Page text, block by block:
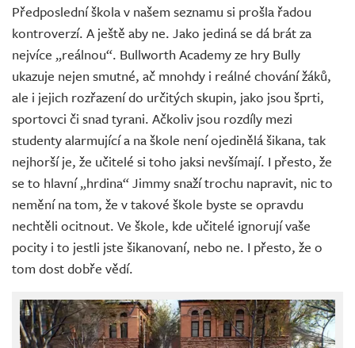
Předposlední škola v našem seznamu si prošla řadou
kontroverzí. A ještě aby ne. Jako jediná se dá brát za
nejvíce „reálnou“. Bullworth Academy ze hry Bully
ukazuje nejen smutné, ač mnohdy i reálné chování žáků,
ale i jejich rozřazení do určitých skupin, jako jsou šprti,
sportovci či snad tyrani. Ačkoliv jsou rozdíly mezi
studenty alarmující a na škole není ojedinělá šikana, tak
nejhorší je, že učitelé si toho jaksi nevšímají. I přesto, že
se to hlavní „hrdina“ Jimmy snaží trochu napravit, nic to
nemění na tom, že v takové škole byste se opravdu
nechtěli ocitnout. Ve škole, kde učitelé ignorují vaše
pocity i to jestli jste šikanovaní, nebo ne. I přesto, že o
tom dost dobře vědí.